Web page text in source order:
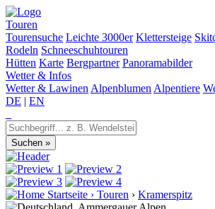
Touren
Tourensuche Leichte 3000er Klettersteige
Rodeln Schneeschuhtouren
Hütten Karte Bergpartner Panoramabilder
Wetter & Infos
Wetter & Lawinen Alpenblumen Alpentiere
DE | EN
Startseite › Touren › Kramerspitz